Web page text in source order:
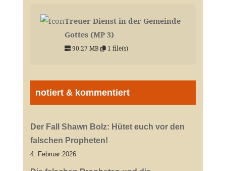
Treuer Dienst in der Gemeinde
Gottes (MP 3)
90.27 MB 1 file(s)
notiert & kommentiert
Der Fall Shawn Bolz: Hütet euch vor den
falschen Propheten!
4. Februar 2026